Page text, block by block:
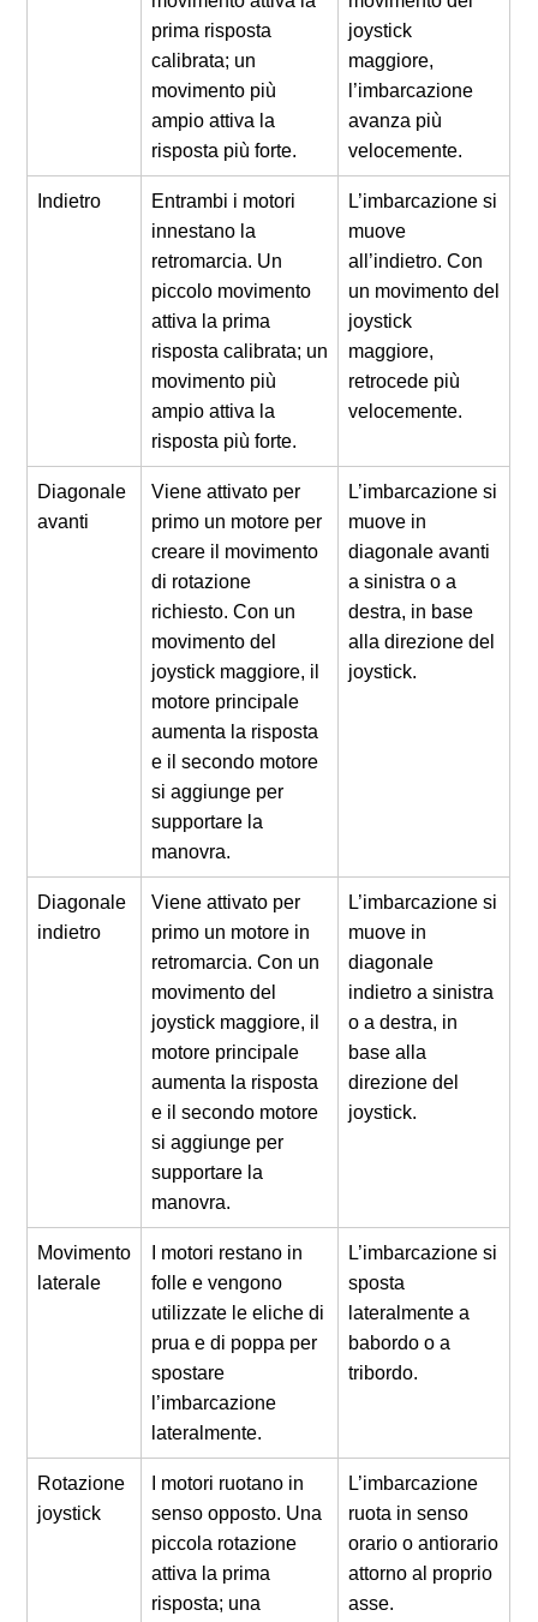
prima risposta
calibrata; un
movimento più
ampio attiva la
risposta più forte.
joystick
maggiore,
l’imbarcazione
avanza più
velocemente.
Indietro
Entrambi i motori
innestano la
retromarcia. Un
piccolo movimento
attiva la prima
risposta calibrata; un
movimento più
ampio attiva la
risposta più forte.
L’imbarcazione si
muove
all’indietro. Con
un movimento del
joystick
maggiore,
retrocede più
velocemente.
Diagonale
avanti
Viene attivato per
primo un motore per
creare il movimento
di rotazione
richiesto. Con un
movimento del
joystick maggiore, il
motore principale
aumenta la risposta
e il secondo motore
si aggiunge per
supportare la
manovra.
L’imbarcazione si
muove in
diagonale avanti
a sinistra o a
destra, in base
alla direzione del
joystick.
Diagonale
indietro
Viene attivato per
primo un motore in
retromarcia. Con un
movimento del
joystick maggiore, il
motore principale
aumenta la risposta
e il secondo motore
si aggiunge per
supportare la
manovra.
L’imbarcazione si
muove in
diagonale
indietro a sinistra
o a destra, in
base alla
direzione del
joystick.
Movimento
laterale
I motori restano in
folle e vengono
utilizzate le eliche di
prua e di poppa per
spostare
l’imbarcazione
lateralmente.
L’imbarcazione si
sposta
lateralmente a
babordo o a
tribordo.
Rotazione
joystick
I motori ruotano in
senso opposto. Una
piccola rotazione
attiva la prima
risposta; una
L’imbarcazione
ruota in senso
orario o antiorario
attorno al proprio
asse.